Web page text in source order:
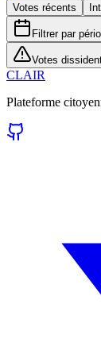
Votes récents
Filtrer par
Votes
CLAIR
Plateforme